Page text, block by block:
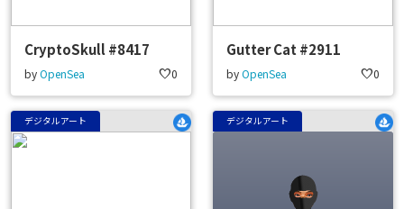
CryptoSkull #8417
byOpenSea favorite0
Gutter Cat #2911
byOpenSea favorite0
デジタルアート デジタルアート